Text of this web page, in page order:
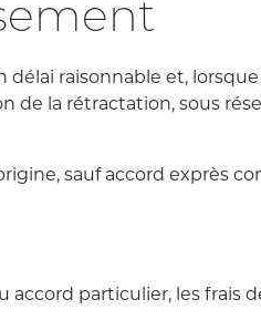
raisonnable et,
de la rétractation, sous
sauf accord exprès
particulier, les frais